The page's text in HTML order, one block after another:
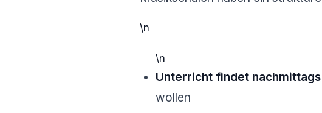
\n
\n
Unterricht findet
wollen